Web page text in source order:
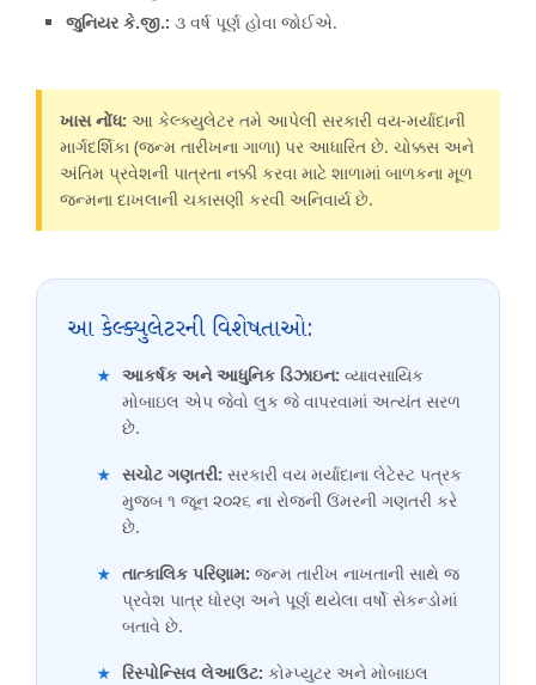
જુનિયર કે.જી.: ૩ વર્ષ પૂર્ણ હોવા જોઈએ.
ખાસ નોંધ: આ કેલ્ક્યુલેટર તમે આપેલી સરકારી વય-મર્યાદાની
માર્ગદર્શિકા (જન્મ તારીખના ગાળા) પર આધારિત છે. ચોક્કસ અને
અંતિમ પ્રવેશની પાત્રતા નક્કી કરવા માટે શાળામાં બાળકના મૂળ
જન્મના દાખલાની ચકાસણી કરવી અનિવાર્ય છે.
આ કેલ્ક્યુલેટરની વિશેષતાઓ:
★ આકર્ષક અને આધુનિક ડિઝાઇન: વ્યાવસાયિક
મોબાઇલ એપ જેવો લુક જે વાપરવામાં અત્યંત સરળ
છે.
★ સચોટ ગણતરી: સરકારી વય મર્યાદાના લેટેસ્ટ પત્રક
મુજબ ૧ જૂન ૨૦૨૬ ના રોજની ઉંમરની ગણતરી કરે
છે.
★ તાત્કાલિક પરિણામ: જન્મ તારીખ નાખતાની સાથે જ
પ્રવેશ પાત્ર ધોરણ અને પૂર્ણ થયેલા વર્ષો સેકન્ડોમાં
બતાવે છે.
★ રિસ્પોન્સિવ લેઆઉટ: કોમ્પ્યુટર અને મોબાઇલ